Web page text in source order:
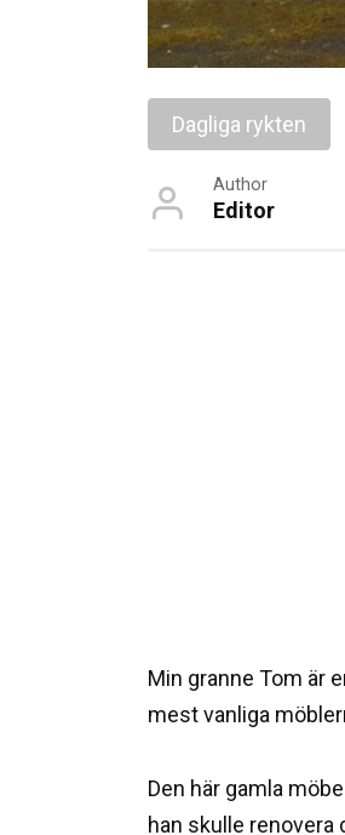
Dagliga rykten
Author
Editor
Min granne Tom är
mest vanliga
Den här gamla
han skulle renovera